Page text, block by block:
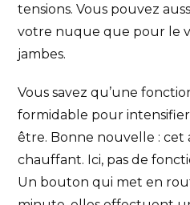
tensions. Vous pouvez
votre nuque que pour le
jambes.
Vous savez qu’une
formidable pour
être. Bonne nouvelle : cet
chauffant. Ici, pas de
Un bouton qui met en